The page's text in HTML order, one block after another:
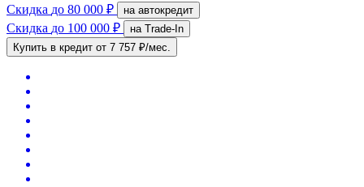
Скидка до 80 000 ₽ на автокредит
Скидка до 100 000 ₽
на Trade-In
Купить в кредит от 7 757 ₽/мес.